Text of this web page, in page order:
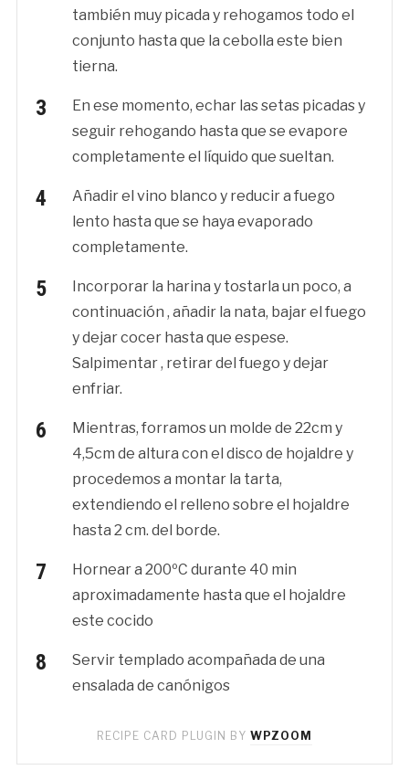
también muy picada y rehogamos todo el
conjunto hasta que la cebolla este bien
tierna.
En ese momento, echar las setas picadas y
seguir rehogando hasta que se evapore
completamente el líquido que sueltan.
Añadir el vino blanco y reducir a fuego
lento hasta que se haya evaporado
completamente.
Incorporar la harina y tostarla un poco, a
continuación , añadir la nata, bajar el fuego
y dejar cocer hasta que espese.
Salpimentar , retirar del fuego y dejar
enfriar.
Mientras, forramos un molde de 22cm y
4,5cm de altura con el disco de hojaldre y
procedemos a montar la tarta,
extendiendo el relleno sobre el hojaldre
hasta 2 cm. del borde.
Hornear a 200ºC durante 40 min
aproximadamente hasta que el hojaldre
este cocido
Servir templado acompañada de una
ensalada de canónigos
RECIPE CARD PLUGIN BY WPZOOM